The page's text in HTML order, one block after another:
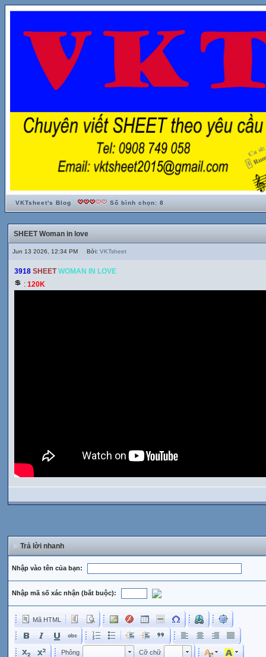
VKTsheet's Blog Số bình chọn: 8
SHEET Woman in love
Jun 13 2026, 12:34 PM Bởi: VKTsheet
3918 SHEETWOMAN IN LOVE
: 120K
Trả lời nhanh
Nhập vào tên của bạn:
Nhập mã số xác nhận (bắt buộc):
Mã HTML
Phông Cỡ chữ Kích cỡ phông